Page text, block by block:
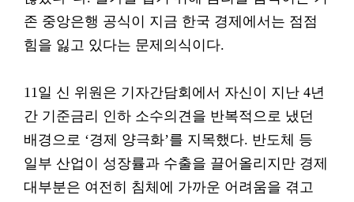
존 중앙은행 공식이 지금 한국 경제에서는 점점
힘을 잃고 있다는 문제의식이다.
11일 신 위원은 기자간담회에서 자신이 지난 4년
간 기준금리 인하 소수의견을 반복적으로 냈던
배경으로 ‘경제 양극화’를 지목했다. 반도체 등
일부 산업이 성장률과 수출을 끌어올리지만 경제
대부분은 여전히 침체에 가까운 어려움을 겪고